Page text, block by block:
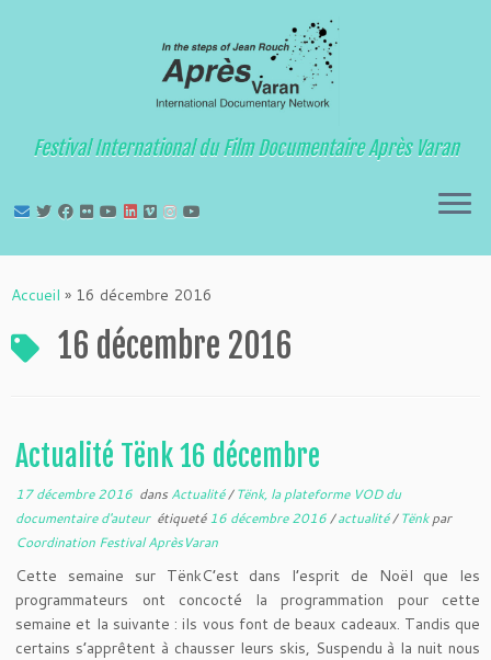
au
Festival International du Film Documentaire Après Varan
Accueil » 16 décembre 2016
16 décembre 2016
Actualité Tënk 16 décembre
17 décembre 2016 dans Actualité/Tënk, la plateforme VOD du
documentaire d'auteur étiqueté16 décembre 2016/actualité/Tënkpar
Coordination Festival AprèsVaran
Cette semaine sur TënkC’est dans l’esprit de Noël que les
programmateurs ont concocté la programmation pour cette
semaine et la suivante : ils vous font de beaux cadeaux. Tandis que
certains s’apprêtent à chausser leurs skis, Suspendu à la nuit nous